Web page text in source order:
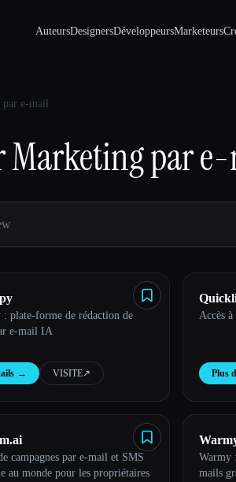
AuteursDesignersDéveloppeursMarketeurs
e-mail
Marketing par
plate-forme de rédaction de
e-mail IA
→ VISITE↗︎
Accès
Plus
campagnes par e-mail et SMS
au monde pour les propriétaires
Warmy
mails